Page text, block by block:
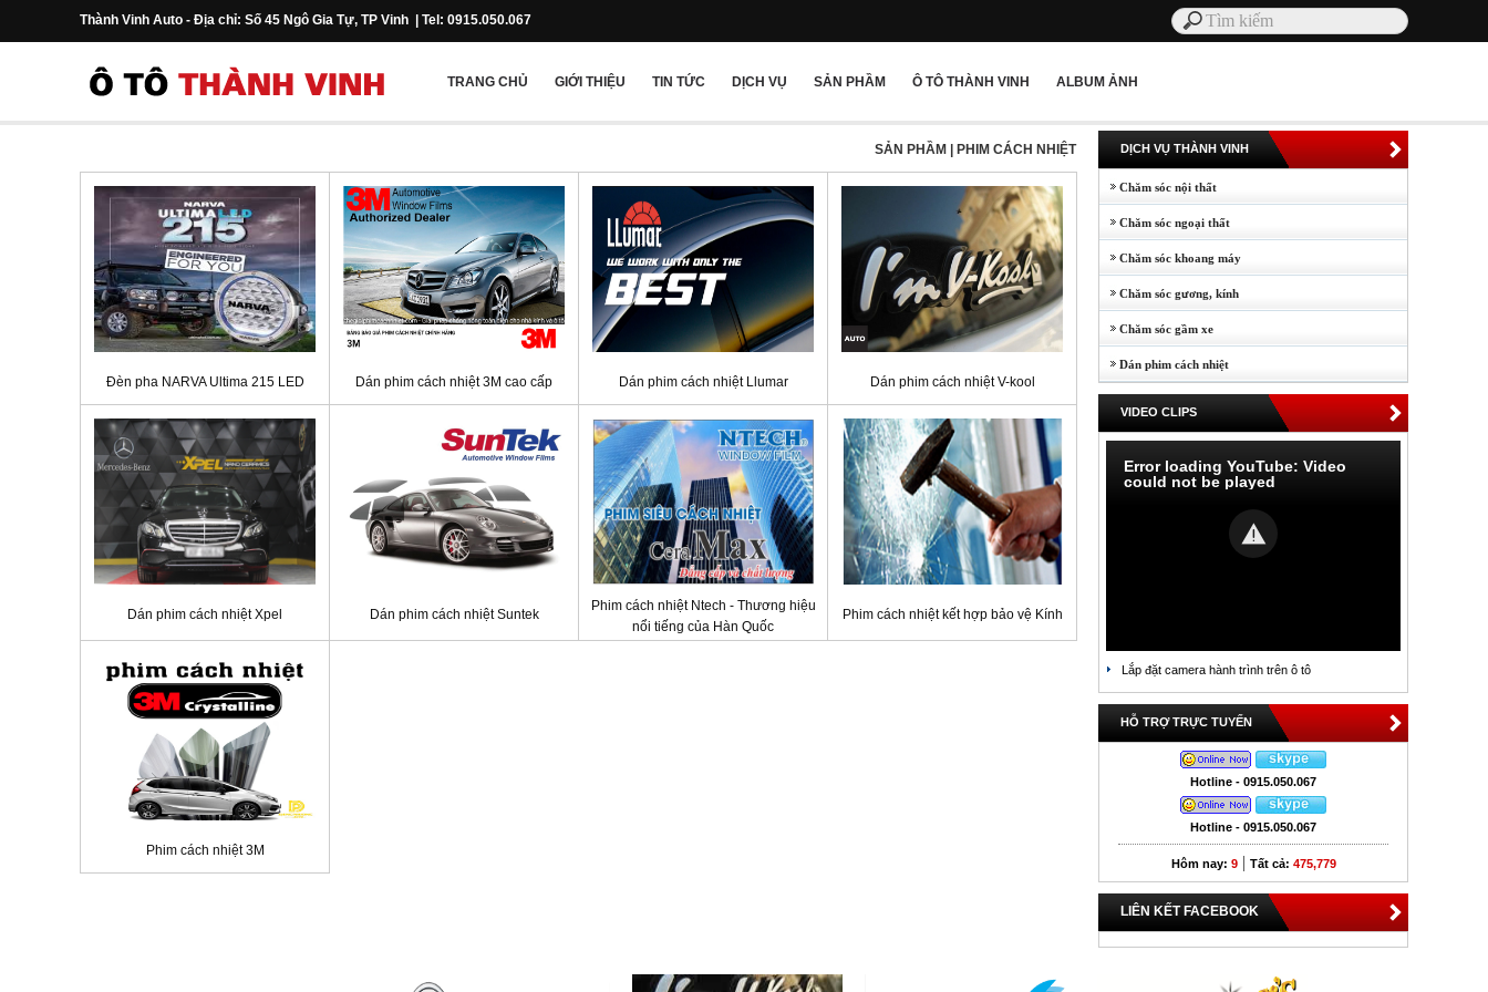
Thành Vinh Auto - Địa chỉ: Số 45 Ngô Gia Tự, TP Vinh | Tel: 0915.050.067
TRANG CHỦ GIỚI THIỆU TIN TỨC DỊCH VỤ SẢN PHẦM Ô TÔ THÀNH VINH ALBUM ẢNH
SẢN PHẦM | PHIM CÁCH NHIỆT
Đèn pha NARVA Ultima 215 LED Dán phim cách nhiệt 3M cao cấp Dán phim cách nhiệt Llumar Dán phim cách nhiệt V-kool
Dán phim cách nhiệt Xpel Dán phim cách nhiệt Suntek
Phim cách nhiệt Ntech - Thương hiệu
nổi tiếng của Hàn Quốc
Phim cách nhiệt kết hợp bảo vệ Kính
Phim cách nhiệt 3M
DỊCH VỤ THÀNH VINH
Chăm sóc nội thất
Chăm sóc ngoại thất
Chăm sóc khoang máy
Chăm sóc gương, kính
Chăm sóc gầm xe
Dán phim cách nhiệt
VIDEO CLIPS
Error loading YouTube: Video
could not be played
Lắp đặt camera hành trình trên ô tô
HỖ TRỢ TRỰC TUYẾN
Hotline - 0915.050.067
Hotline - 0915.050.067
Hôm nay: 9| Tất cả: 475,779
LIÊN KẾT FACEBOOK